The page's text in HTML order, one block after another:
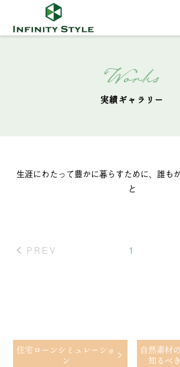
Works
実績ギャラリー
生涯にわたって豊かに暮らすために、誰も
と
PREV 1
住宅ローンシミュレーショ
ン
自然素材
知るべ